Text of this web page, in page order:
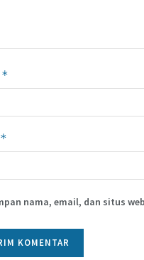
*
*
nama, email, dan situs